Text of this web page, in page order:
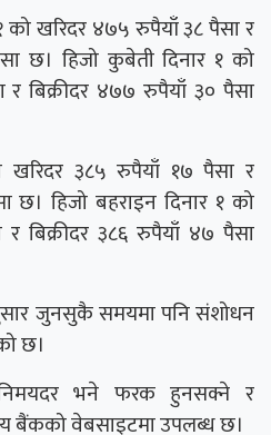
खरिदर ४७५ रुपैयाँ ३८ पैसा र
छ। हिजो कुबेती दिनार १ को
बिक्रीदर ४७७ रुपैयाँ ३० पैसा
३८५ रुपैयाँ १७ पैसा र
छ। हिजो बहराइन दिनार १ को
बिक्रीदर ३८६ रुपैयाँ ४७ पैसा
जुनसुकै समयमा पनि संशोधन
छ।
भने फरक हुनसक्ने र
बैंकको वेबसाइटमा उपलब्ध छ।